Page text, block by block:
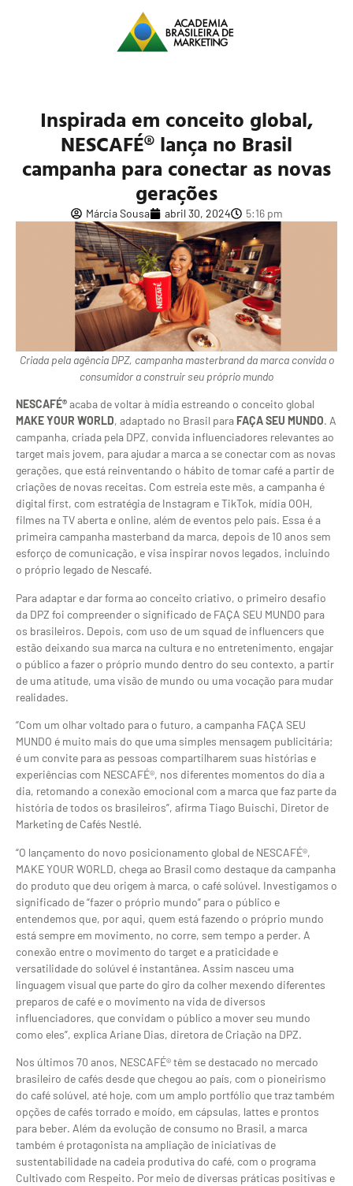
Inspirada em conceito global,
NESCAFÉ® lança no Brasil
campanha para conectar as novas
gerações
Márcia Sousa abril 30, 2024 5:16 pm
Criada pela agência DPZ, campanha masterbrand da marca convida o
consumidor a construir seu próprio mundo
NESCAFÉ®acaba de voltar à mídia estreando o conceito global
MAKE YOUR WORLD, adaptado no Brasil para FAÇA SEU MUNDO. A
campanha, criada pela DPZ, convida influenciadores relevantes ao
target mais jovem, para ajudar a marca a se conectar com as novas
gerações, que está reinventando o hábito de tomar café a partir de
criações de novas receitas. Com estreia este mês, a campanha é
digital first, com estratégia de Instagram e TikTok, mídia OOH,
filmes na TV aberta e online, além de eventos pelo país. Essa é a
primeira campanha masterband da marca, depois de 10 anos sem
esforço de comunicação, e visa inspirar novos legados, incluindo
o próprio legado de Nescafé.
Para adaptar e dar forma ao conceito criativo, o primeiro desafio
da DPZ foi compreender o significado de FAÇA SEU MUNDO para
os brasileiros. Depois, com uso de um squad de influencers que
estão deixando sua marca na cultura e no entretenimento, engajar
o público a fazer o próprio mundo dentro do seu contexto, a partir
de uma atitude, uma visão de mundo ou uma vocação para mudar
realidades.
“Com um olhar voltado para o futuro, a campanha FAÇA SEU
MUNDO é muito mais do que uma simples mensagem publicitária;
é um convite para as pessoas compartilharem suas histórias e
experiências com NESCAFÉ®, nos diferentes momentos do dia a
dia, retomando a conexão emocional com a marca que faz parte da
história de todos os brasileiros”, afirma Tiago Buischi, Diretor de
Marketing de Cafés Nestlé.
“O lançamento do novo posicionamento global de NESCAFÉ®,
MAKE YOUR WORLD, chega ao Brasil como destaque da campanha
do produto que deu origem à marca, o café solúvel. Investigamos o
significado de “fazer o próprio mundo” para o público e
entendemos que, por aqui, quem está fazendo o próprio mundo
está sempre em movimento, no corre, sem tempo a perder. A
conexão entre o movimento do target e a praticidade e
versatilidade do solúvel é instantânea. Assim nasceu uma
linguagem visual que parte do giro da colher mexendo diferentes
preparos de café e o movimento na vida de diversos
influenciadores, que convidam o público a mover seu mundo
como eles”, explica Ariane Dias, diretora de Criação na DPZ.
Nos últimos 70 anos, NESCAFÉ®️ têm se destacado no mercado
brasileiro de cafés desde que chegou ao país, com o pioneirismo
do café solúvel, até hoje, com um amplo portfólio que traz também
opções de cafés torrado e moído, em cápsulas, lattes e prontos
para beber. Além da evolução de consumo no Brasil, a marca
também é protagonista na ampliação de iniciativas de
sustentabilidade na cadeia produtiva do café, com o programa
Cultivado com Respeito. Por meio de diversas práticas positivas e